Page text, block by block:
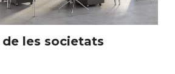
laborals i fiscals agost